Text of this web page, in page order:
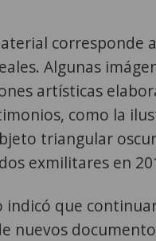
corresponde a
Algunas
artísticas
como la
triangular
exmilitares en
indicó que
nuevos